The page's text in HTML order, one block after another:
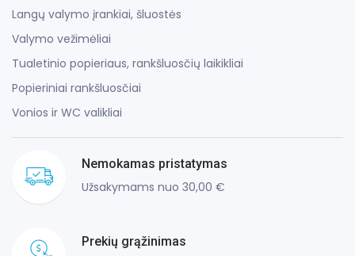
Langų valymo įrankiai, šluostės
Valymo vežimėliai
Tualetinio popieriaus, rankšluosčių laikikliai
Popieriniai rankšluosčiai
Vonios ir WC valikliai
Nemokamas pristatymas
Užsakymams nuo 30,00 €
Prekių grąžinimas